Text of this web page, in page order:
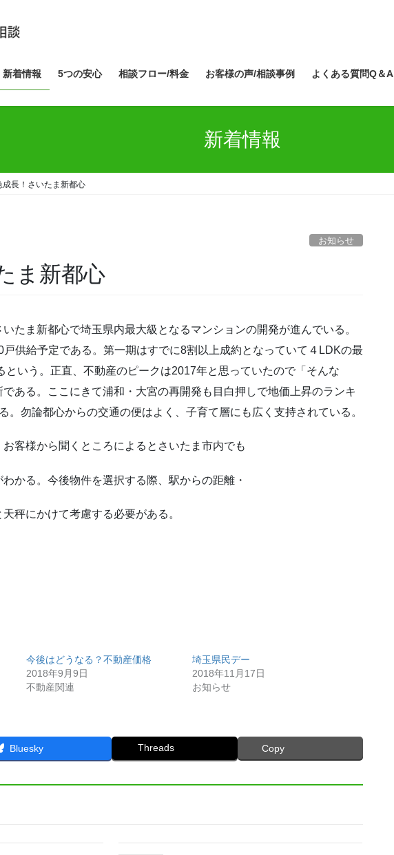
新着情報 5つの安心 相談フロー/料金 お客様の声/相談事例 よくある質問Q＆A
新着情報
成長！さいたま新都心
お知らせ
ま新都心
たま新都心で埼玉県内最大級となるマンションの開発が進んでいる。
供給予定である。第一期はすでに8割以上成約となっていて４LDKの最
という。正直、不動産のピークは2017年と思っていたので「そんな
ある。ここにきて浦和・大宮の再開発も目白押しで地価上昇のランキ
。勿論都心からの交通の便はよく、子育て層にも広く支持されている。
客様から聞くところによるとさいたま市内でも
かる。今後物件を選択する際、駅からの距離・
秤にかけて考慮する必要がある。
今後はどうなる？不動産価格
2018年9月9日
不動産関連
埼玉県民デー
2018年11月17日
お知らせ
Bluesky Threads Copy